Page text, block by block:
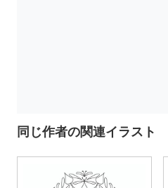
同じ作者の関連イラスト